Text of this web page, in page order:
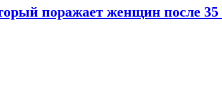
поражает женщин после 35